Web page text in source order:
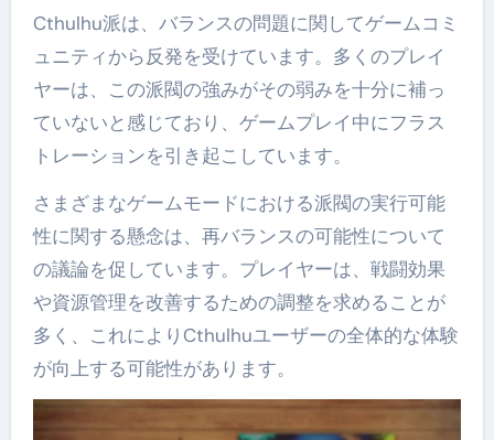
Cthulhu派は、バランスの問題に関してゲームコミ
ュニティから反発を受けています。多くのプレイ
ヤーは、この派閥の強みがその弱みを十分に補っ
ていないと感じており、ゲームプレイ中にフラス
トレーションを引き起こしています。
さまざまなゲームモードにおける派閥の実行可能
性に関する懸念は、再バランスの可能性について
の議論を促しています。プレイヤーは、戦闘効果
や資源管理を改善するための調整を求めることが
多く、これによりCthulhuユーザーの全体的な体験
が向上する可能性があります。